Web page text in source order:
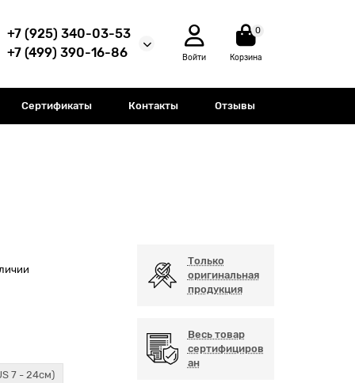
+7 (925) 340-03-53
+7 (499) 390-16-86
Войти
0
Корзина
Сертификаты Контакты Отзывы
7 - 24см)
Только
оригинальная
продукция
Весь товар
сертифициров
ан